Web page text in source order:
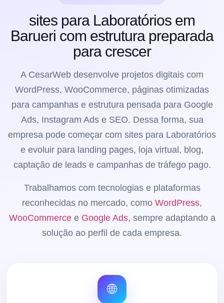
sites para Laboratórios em
Barueri com estrutura preparada
para crescer
A CesarWeb desenvolve projetos digitais com
WordPress, WooCommerce, páginas otimizadas
para campanhas e estrutura pensada para Google
Ads, Instagram Ads e SEO. Dessa forma, sua
empresa pode começar com sites para Laboratórios
e evoluir para landing pages, loja virtual, blog,
captação de leads e campanhas de tráfego pago.
Trabalhamos com tecnologias e plataformas
reconhecidas no mercado, como WordPress,
WooCommercee Google Ads, sempre adaptando a
solução ao perfil de cada empresa.
🌐